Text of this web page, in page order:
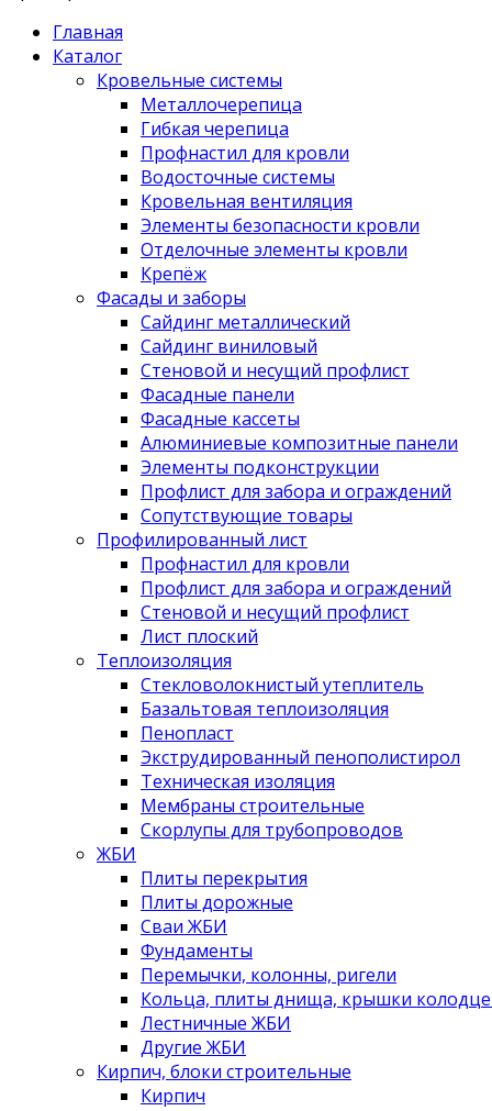
Главная
Каталог
Кровельные системы
Металлочерепица
Гибкая черепица
Профнастил для кровли
Водосточные системы
Кровельная вентиляция
Элементы безопасности кровли
Отделочные элементы кровли
Крепёж
Фасады и заборы
Сайдинг металлический
Сайдинг виниловый
Стеновой и несущий профлист
Фасадные панели
Фасадные кассеты
Алюминиевые композитные панели
Элементы подконструкции
Профлист для забора и ограждений
Сопутствующие товары
Профилированный лист
Профнастил для кровли
Профлист для забора и ограждений
Стеновой и несущий профлист
Лист плоский
Теплоизоляция
Стекловолокнистый утеплитель
Базальтовая теплоизоляция
Пенопласт
Экструдированный пенополистирол
Техническая изоляция
Мембраны строительные
Скорлупы для трубопроводов
ЖБИ
Плиты перекрытия
Плиты дорожные
Сваи ЖБИ
Фундаменты
Перемычки, колонны, ригели
Кольца, плиты днища, крышки
Лестничные ЖБИ
Другие ЖБИ
Кирпич, блоки строительные
Кирпич